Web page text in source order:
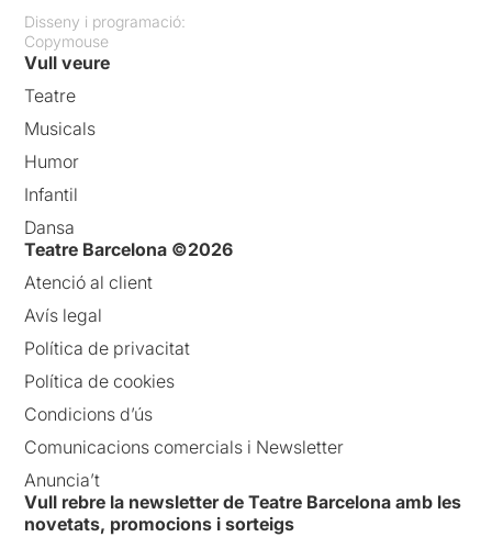
Disseny i programació:
Copymouse
Vull veure
Teatre
Musicals
Humor
Infantil
Dansa
Teatre Barcelona ©2026
Atenció al client
Avís legal
Política de privacitat
Política de cookies
Condicions d’ús
Comunicacions comercials i Newsletter
Anuncia’t
Vull rebre la newsletter de Teatre Barcelona amb les
novetats, promocions i sorteigs